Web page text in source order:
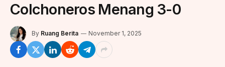
Colchoneros Menang 3-0
By Ruang Berita November 1, 2025